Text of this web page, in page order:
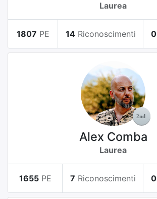
Laurea
1807 PE 14 Riconoscimenti 0
Alex Comba
Laurea
1655 PE 7 Riconoscimenti 0